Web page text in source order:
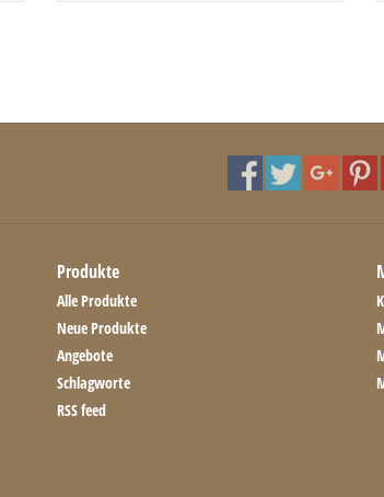
Produkte
Alle Produkte
Neue Produkte
Angebote
Schlagworte
RSS feed